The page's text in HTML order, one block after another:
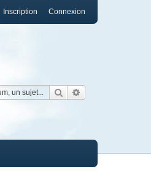
Connexion
Inscription
Rechercher